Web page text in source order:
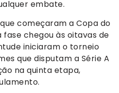
embate.
começaram a Copa do
fase chegou às oitavas de
iniciaram o torneio
que disputam a Série A
na quinta etapa,